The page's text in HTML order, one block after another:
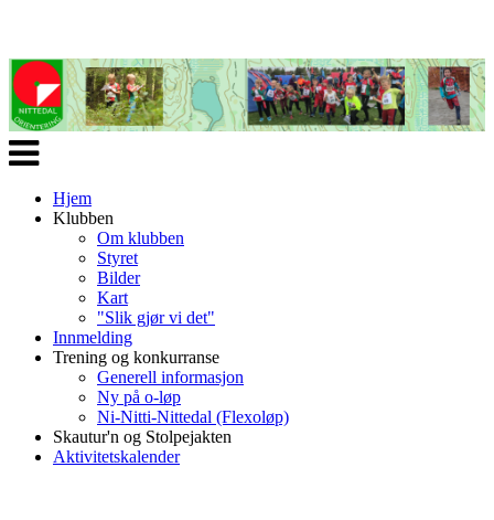
Veksle
navigasjon
Hjem
Klubben
Om klubben
Styret
Bilder
Kart
"Slik gjør vi det"
Innmelding
Trening og konkurranse
Generell informasjon
Ny på o-løp
Ni-Nitti-Nittedal (Flexoløp)
Skautur'n og Stolpejakten
Aktivitetskalender